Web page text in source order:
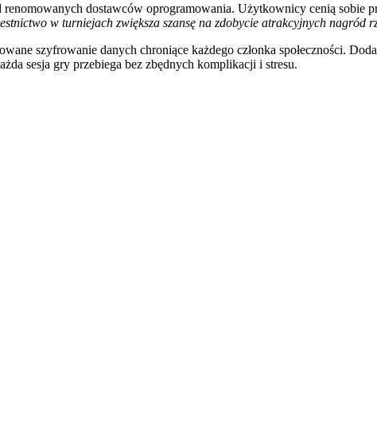
dostawców oprogramowania. Użytkownicy cenią sobie
w turniejach zwiększa szansę na zdobycie atrakcyjnych nagród
szyfrowanie danych chroniące każdego członka społeczności.
sesja gry przebiega bez zbędnych komplikacji i stresu.